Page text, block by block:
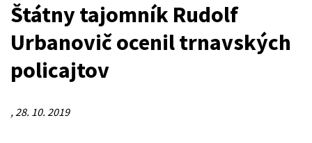
Štátny tajomník Rudolf
Urbanovič ocenil trnavských
policajtov
, 28. 10. 2019